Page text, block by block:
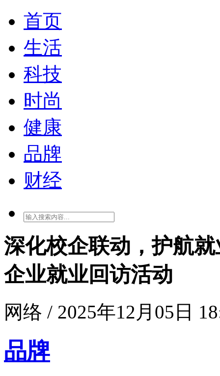
首页
生活
科技
时尚
健康
品牌
财经
深化校企联动，护航
企业就业回访活动
网络 / 2025年12月05日
品牌